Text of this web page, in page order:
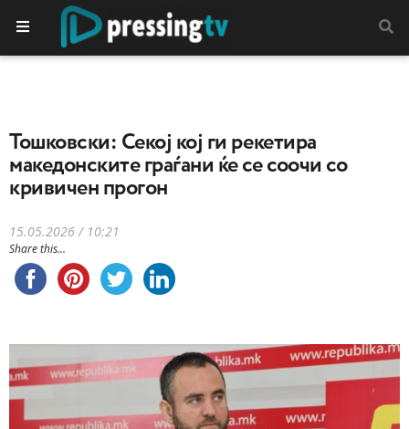
Toшковски: Секој кој ги рекетира
македонските граѓани ќе се соочи со
кривичен прогон
15.05.2026 / 10:21
Share this...